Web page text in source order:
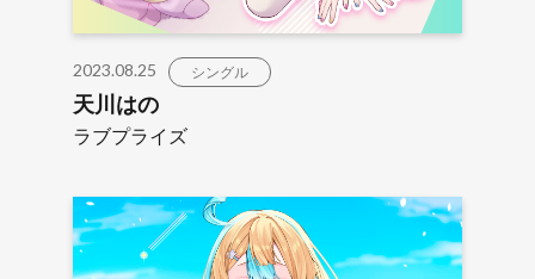
2023.08.25 シングル
天川はの
ラブプライズ